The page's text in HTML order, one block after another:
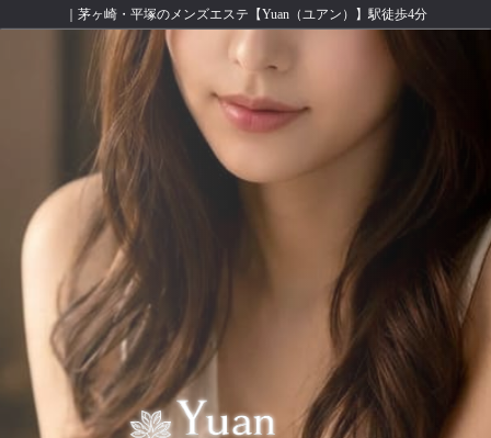
｜茅ヶ崎・平塚のメンズエステ【Yuan（ユアン）】駅徒歩4分